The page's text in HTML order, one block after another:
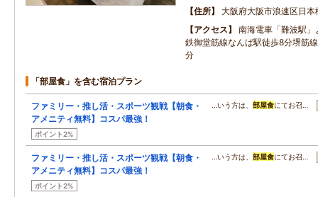
住所
大阪府大阪市浪速区日
アクセス
南海電車「難波駅
鉄御堂筋線なんば駅徒歩8分堺筋
分
「部屋食」を含む宿泊プラン
ファミリー・推し活・スポーツ観戦【朝食・
アメニティ無料】コスパ最強！
ポイント2%
…いう方は、 部屋食にてお召…
ファミリー・推し活・スポーツ観戦【朝食・
アメニティ無料】コスパ最強！
ポイント2%
…いう方は、 部屋食にてお召…